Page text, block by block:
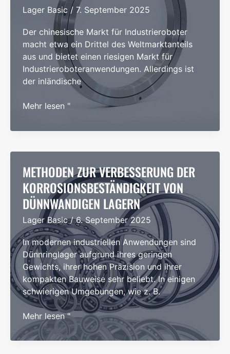
Lager Basic / 7. September 2025
Der chinesische Markt für Industrieroboter
macht etwa ein Drittel des Weltmarktanteils
aus und bietet einen riesigen Markt für
Industrieroboteranwendungen. Allerdings ist
der inländische
Einführung
Lager
harmonische
Untersetzungsgetriebe
für
Industrieroboter
Mehr lesen "
METHODEN ZUR VERBESSERUNG DER
KORROSIONSBESTÄNDIGKEIT VON
DÜNNWANDIGEN LAGERN
Lager Basic/6. September 2025
In modernen industriellen Anwendungen sind
Dünnringlager aufgrund ihres geringen
Gewichts, ihrer hohen Präzision und ihrer
kompakten Bauweise sehr beliebt. In einigen
schwierigen Umgebungen, wie z. B.
Methoden
zur
Verbesserung
Mehr lesen "